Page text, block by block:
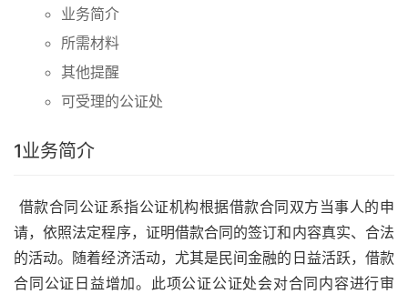
业务简介
所需材料
其他提醒
可受理的公证处
1业务简介
借款合同公证系指公证机构根据借款合同双方当事人的申
请，依照法定程序，证明借款合同的签订和内容真实、合法
的活动。随着经济活动，尤其是民间金融的日益活跃，借款
合同公证日益增加。此项公证公证处会对合同内容进行审